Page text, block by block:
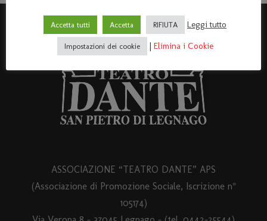
ASSOCIAZIONE “TEATRO DANTE” APS
(Associazione di Promozione Sociale, Iscrizione n°
105174)
Accetta tutti Accetta RIFIUTA Leggi tutto
Impostazioni dei cookie | Elimina i Cookie